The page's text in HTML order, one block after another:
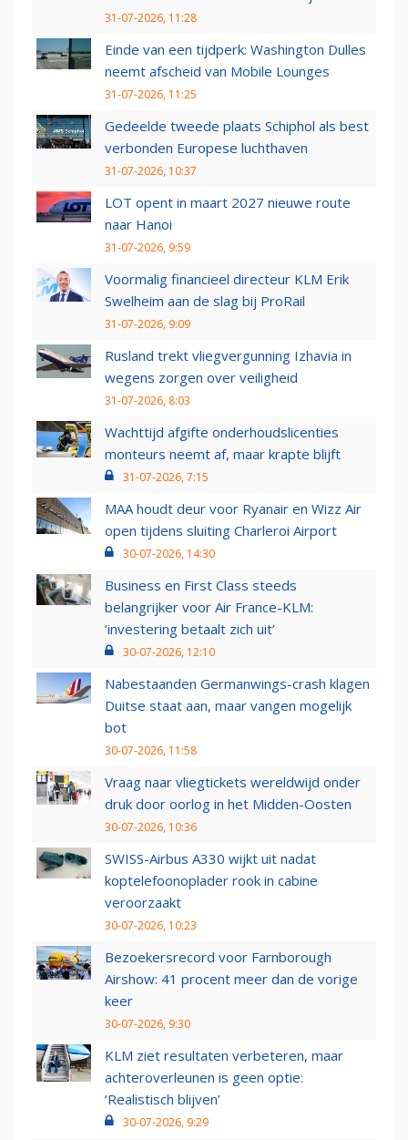
31-07-2026, 11:28
Einde van een tijdperk: Washington Dulles
neemt afscheid van Mobile Lounges
31-07-2026, 11:25
Gedeelde tweede plaats Schiphol als best
verbonden Europese luchthaven
31-07-2026, 10:37
LOT opent in maart 2027 nieuwe route
naar Hanoi
31-07-2026, 9:59
Voormalig financieel directeur KLM Erik
Swelheim aan de slag bij ProRail
31-07-2026, 9:09
Rusland trekt vliegvergunning Izhavia in
wegens zorgen over veiligheid
31-07-2026, 8:03
Wachttijd afgifte onderhoudslicenties
monteurs neemt af, maar krapte blijft
31-07-2026, 7:15
MAA houdt deur voor Ryanair en Wizz Air
open tijdens sluiting Charleroi Airport
30-07-2026, 14:30
Business en First Class steeds
belangrijker voor Air France-KLM:
‘investering betaalt zich uit’
30-07-2026, 12:10
Nabestaanden Germanwings-crash klagen
Duitse staat aan, maar vangen mogelijk
bot
30-07-2026, 11:58
Vraag naar vliegtickets wereldwijd onder
druk door oorlog in het Midden-Oosten
30-07-2026, 10:36
SWISS-Airbus A330 wijkt uit nadat
koptelefoonoplader rook in cabine
veroorzaakt
30-07-2026, 10:23
Bezoekersrecord voor Farnborough
Airshow: 41 procent meer dan de vorige
keer
30-07-2026, 9:30
KLM ziet resultaten verbeteren, maar
achteroverleunen is geen optie:
‘Realistisch blijven’
30-07-2026, 9:29